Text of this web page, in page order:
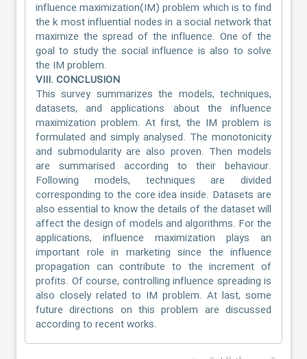
influence maximization(IM) problem which is to find
the k most influential nodes in a social network that
maximize the spread of the influence. One of the
goal to study the social influence is also to solve
the IM problem.
VIII. CONCLUSION
This survey summarizes the models, techniques,
datasets, and applications about the influence
maximization problem. At first, the IM problem is
formulated and simply analysed. The monotonicity
and submodularity are also proven. Then models
are summarised according to their behaviour.
Following models, techniques are divided
corresponding to the core idea inside. Datasets are
also essential to know the details of the dataset will
affect the design of models and algorithms. For the
applications, influence maximization plays an
important role in marketing since the influence
propagation can contribute to the increment of
profits. Of course, controlling influence spreading is
also closely related to IM problem. At last, some
future directions on this problem are discussed
according to recent works.